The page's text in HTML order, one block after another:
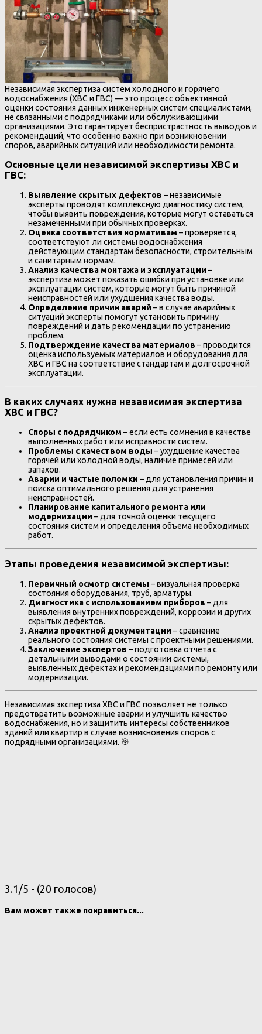
Независимая экспертиза систем холодного и горячего
водоснабжения (ХВС и ГВС) — это процесс объективной
оценки состояния данных инженерных систем специалистами,
не связанными с подрядчиками или обслуживающими
организациями. Это гарантирует беспристрастность выводов и
рекомендаций, что особенно важно при возникновении
споров, аварийных ситуаций или необходимости ремонта.
Основные цели независимой экспертизы ХВС и
ГВС:
Выявление скрытых дефектов – независимые
эксперты проводят комплексную диагностику систем,
чтобы выявить повреждения, которые могут оставаться
незамеченными при обычных проверках.
Оценка соответствия нормативам – проверяется,
соответствуют ли системы водоснабжения
действующим стандартам безопасности, строительным
и санитарным нормам.
Анализ качества монтажа и эксплуатации –
экспертиза может показать ошибки при установке или
эксплуатации систем, которые могут быть причиной
неисправностей или ухудшения качества воды.
Определение причин аварий – в случае аварийных
ситуаций эксперты помогут установить причину
повреждений и дать рекомендации по устранению
проблем.
Подтверждение качества материалов – проводится
оценка используемых материалов и оборудования для
ХВС и ГВС на соответствие стандартам и долгосрочной
эксплуатации.
В каких случаях нужна независимая экспертиза
ХВС и ГВС?
Споры с подрядчиком – если есть сомнения в качестве
выполненных работ или исправности систем.
Проблемы с качеством воды – ухудшение качества
горячей или холодной воды, наличие примесей или
запахов.
Аварии и частые поломки – для установления причин и
поиска оптимального решения для устранения
неисправностей.
Планирование капитального ремонта или
модернизации – для точной оценки текущего
состояния систем и определения объема необходимых
работ.
Этапы проведения независимой экспертизы:
Первичный осмотр системы – визуальная проверка
состояния оборудования, труб, арматуры.
Диагностика с использованием приборов – для
выявления внутренних повреждений, коррозии и других
скрытых дефектов.
Анализ проектной документации – сравнение
реального состояния системы с проектными решениями.
Заключение экспертов – подготовка отчета с
детальными выводами о состоянии системы,
выявленных дефектах и рекомендациями по ремонту или
модернизации.
Независимая экспертиза ХВС и ГВС позволяет не только
предотвратить возможные аварии и улучшить качество
водоснабжения, но и защитить интересы собственников
зданий или квартир в случае возникновения споров с
подрядными организациями. 🎯
3.1/5 - (20 голосов)
Вам может также понравиться...